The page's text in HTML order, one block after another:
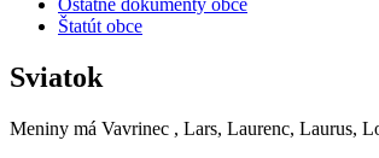
Ostatné dokumenty obce
Štatút obce
Sviatok
Meniny má Vavrinec , Lars, Laurenc, Laurus,